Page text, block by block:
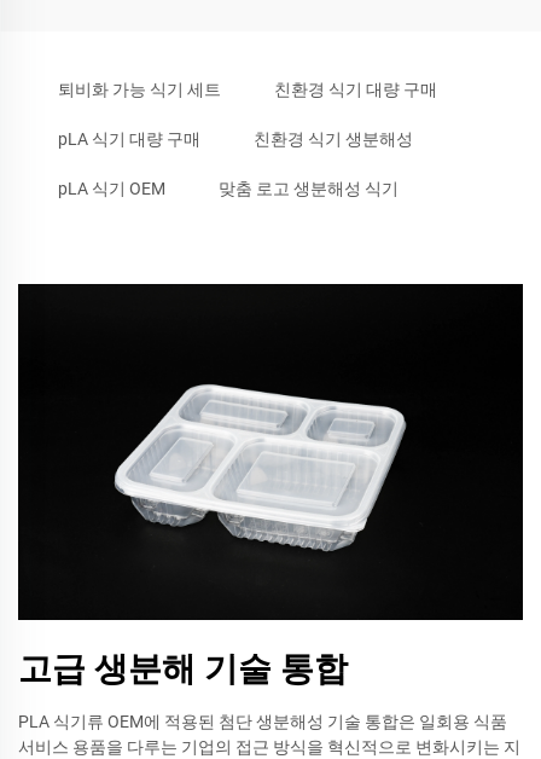
퇴비화 가능 식기 세트 친환경 식기 대량 구매
pLA 식기 대량 구매 친환경 식기 생분해성
pLA 식기 OEM 맞춤 로고 생분해성 식기
고급 생분해 기술 통합
PLA 식기류 OEM에 적용된 첨단 생분해성 기술 통합은 일회용 식품
서비스 용품을 다루는 기업의 접근 방식을 혁신적으로 변화시키는 지